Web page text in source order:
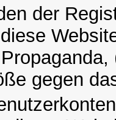
der
gegen